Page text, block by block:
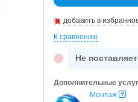
добавить в
К сравнению
Не
Дополнительные
Монтаж